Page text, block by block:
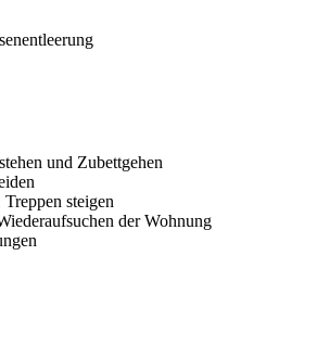
und Zubettgehen
steigen
der Wohnung